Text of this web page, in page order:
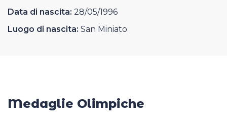
Gare
Media
Data di nascita: 28/05/1996
Luogo di nascita: San Miniato
Medaglie Olimpiche